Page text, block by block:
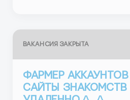
ВАКАНСИЯ ЗАКРЫТА
ФАРМЕР АККАУНТОВ |
САЙТЫ ЗНАКОМСТВ |